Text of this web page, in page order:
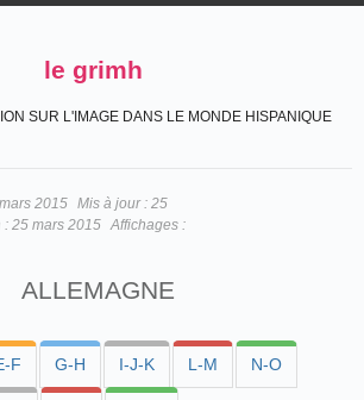
le grimh
SUR L'IMAGE DANS LE MONDE HISPANIQUE
2015 Mis à jour : 25
: 25 mars 2015 Affichages :
ALLEMAGNE
F G-H I-J-K L-M N-O